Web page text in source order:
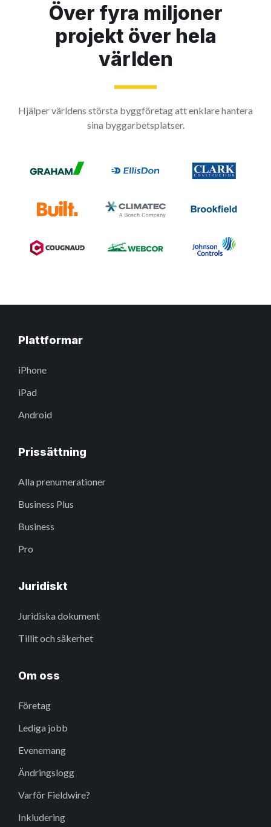
Över fyra miljoner
projekt över hela
världen
Hjälper världens största byggföretag att enklare hantera
sina byggarbetsplatser.
Plattformar
iPhone
iPad
Android
Prissättning
Alla prenumerationer
Business Plus
Business
Pro
Juridiskt
Juridiska dokument
Tillit och säkerhet
Om oss
Företag
Lediga jobb
Evenemang
Ändringslogg
Varför Fieldwire?
Inkludering